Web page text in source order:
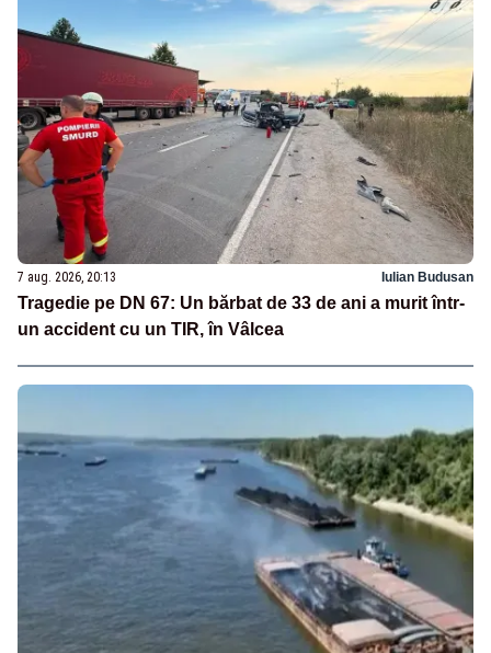
7 aug. 2026, 20:13 Iulian Budusan
Tragedie pe DN 67: Un bărbat de 33 de ani a murit într-
un accident cu un TIR, în Vâlcea